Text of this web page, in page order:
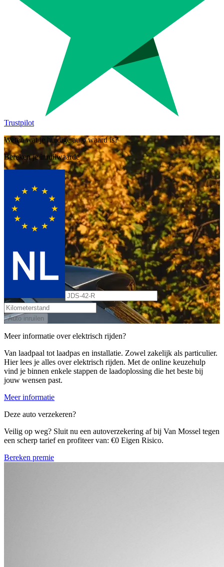
Trustpilot
Weten wat je huidige auto waard is?
Bereken je inruilwaarde
Auto inruilen
Meer informatie over elektrisch rijden?
Van laadpaal tot laadpas en installatie. Zowel zakelijk als particulier.
Hier lees je alles over elektrisch rijden. Met de online keuzehulp
vind je binnen enkele stappen de laadoplossing die het beste bij
jouw wensen past.
Meer informatie
Deze auto verzekeren?
Veilig op weg? Sluit nu een autoverzekering af bij Van Mossel tegen
een scherp tarief en profiteer van: €0 Eigen Risico.
Bereken premie